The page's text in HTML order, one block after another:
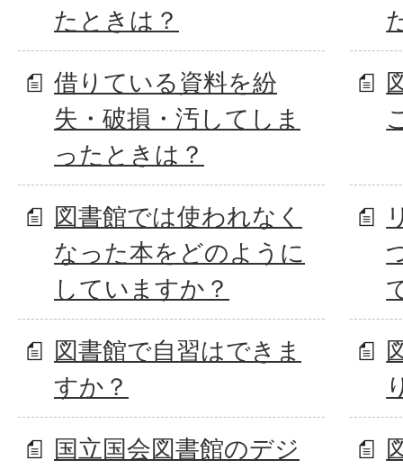
たときは？
借りている資料を紛
失・破損・汚してしま
ったときは？
図書館では使われなく
なった本をどのように
していますか？
図書館で自習はできま
すか？
国立国会図書館のデジ